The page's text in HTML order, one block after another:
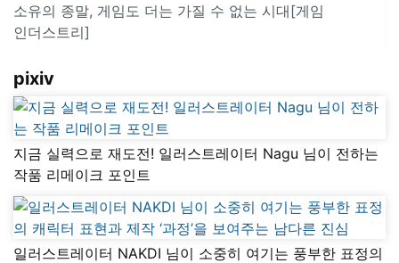
소유의 종말, 게임도 더는 가질 수 없는 시대[게임
인더스트리]
pixiv
지금 실력으로 재도전! 일러스트레이터 Nagu 님이 전하는
작품 리메이크 포인트
일러스트레이터 NAKDI 님이 소중히 여기는 풍부한 표정의